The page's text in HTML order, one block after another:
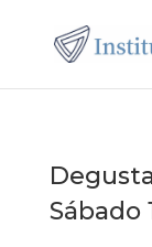
Sábado